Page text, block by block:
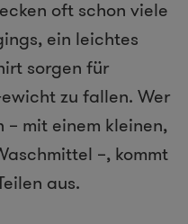
oft schon viele
ein leichtes
sorgen für
zu fallen. Wer
mit einem kleinen,
–, kommt
aus.